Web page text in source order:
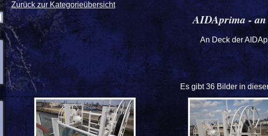
Zurück zur Kategorieübersicht
AIDAprima -
An Deck der
Es gibt 36 Bilder in